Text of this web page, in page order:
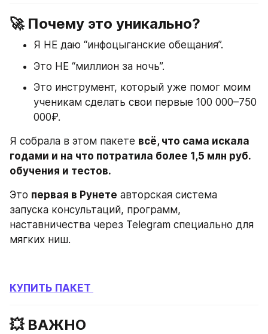
🚀 Почему это уникально?
Я НЕ даю “инфоцыганские обещания”.
Это НЕ “миллион за ночь”.
Это инструмент, который уже помог моим
ученикам сделать свои первые 100 000–750
000₽.
Я собрала в этом пакете всё, что сама искала
годами и на что потратила более 1,5 млн руб.
обучения и тестов.
Это первая в Рунете авторская система
запуска консультаций, программ,
наставничества через Telegram специально для
мягких ниш.
КУПИТЬ ПАКЕТ
💥 ВАЖНО